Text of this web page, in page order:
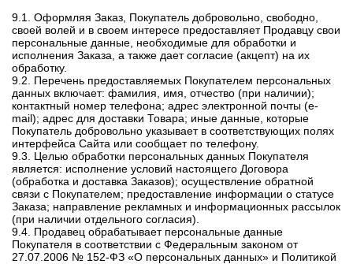
9.1. Оформляя Заказ, Покупатель добровольно, свободно,
своей волей и в своем интересе предоставляет Продавцу свои
персональные данные, необходимые для обработки и
исполнения Заказа, а также дает согласие (акцепт) на их
обработку.
9.2. Перечень предоставляемых Покупателем персональных
данных включает: фамилия, имя, отчество (при наличии);
контактный номер телефона; адрес электронной почты (e-
mail); адрес для доставки Товара; иные данные, которые
Покупатель добровольно указывает в соответствующих полях
интерфейса Сайта или сообщает по телефону.
9.3. Целью обработки персональных данных Покупателя
является: исполнение условий настоящего Договора
(обработка и доставка Заказов); осуществление обратной
связи с Покупателем; предоставление информации о статусе
Заказа; направление рекламных и информационных рассылок
(при наличии отдельного согласия).
9.4. Продавец обрабатывает персональные данные
Покупателя в соответствии с Федеральным законом от
27.07.2006 № 152-ФЗ «О персональных данных» и Политикой